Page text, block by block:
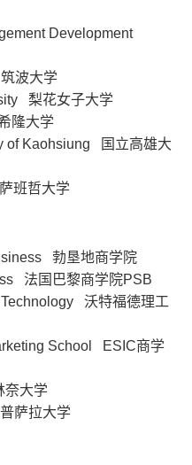
EN
Development
波大学
梨花女子大学
隆大学
of Kaohsiung 国立高雄大
班哲大学
勃垦地商学院
法国巴黎商学院PSB
沃特福德理工
School ESIC商学
奈大学
萨拉大学